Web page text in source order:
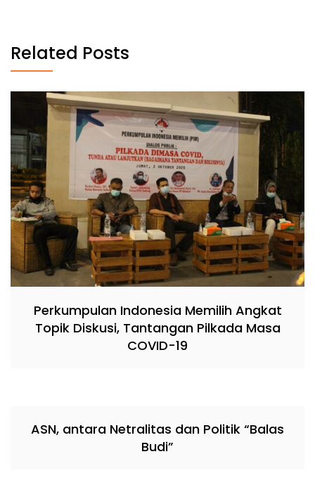
Related Posts
Perkumpulan Indonesia Memilih Angkat
Topik Diskusi, Tantangan Pilkada Masa
COVID-19
ASN, antara Netralitas dan Politik “Balas
Budi”